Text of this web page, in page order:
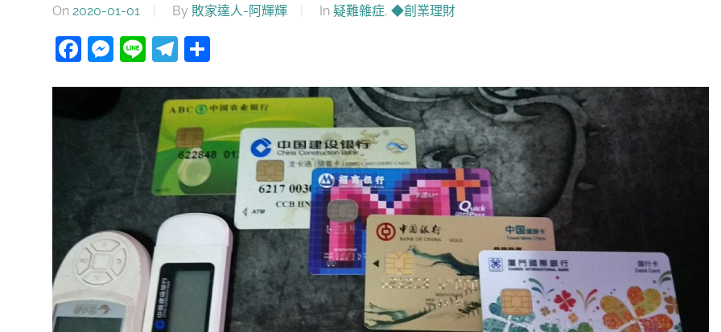
On 2020-01-01 By 敗家達人-阿輝輝 In 疑難雜症, ◆創業理財
Facebook
Messenger
LineTelegram
分